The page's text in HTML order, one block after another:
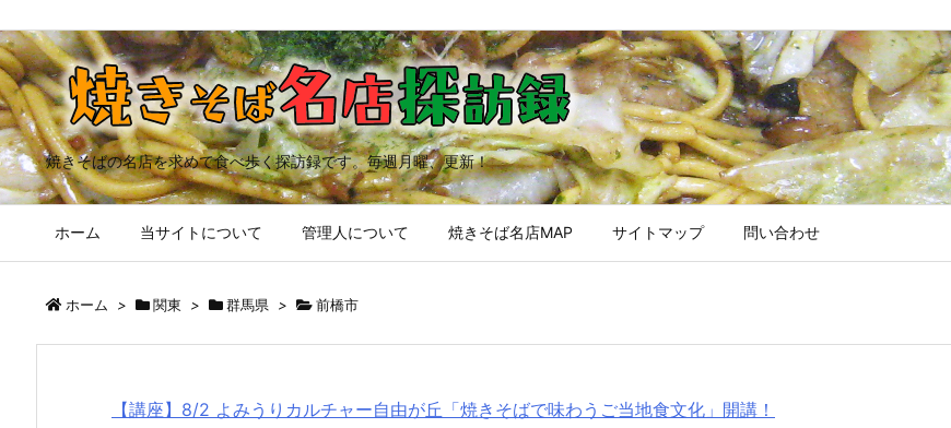
焼きそばの名店を求めて食べ歩く探訪録です。毎週月曜、更新！
ホーム 当サイトについて 管理人について 焼きそば名店MAP サイトマップ 問い合わせ
ホーム > 関東 > 群馬県 > 前橋市
【講座】8/2 よみうりカルチャー自由が丘「焼きそばで味わうご当地食文化」開講！